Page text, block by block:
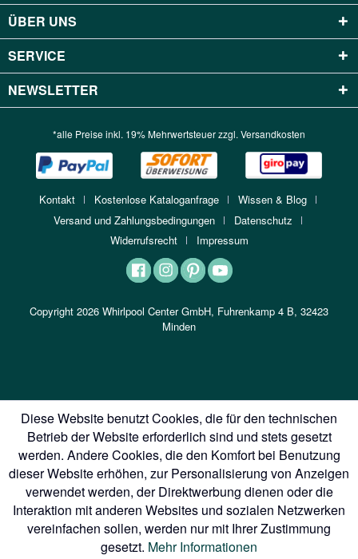
ÜBER UNS
SERVICE
NEWSLETTER
*alle Preise inkl. 19% Mehrwertsteuer zzgl. Versandkosten
Kontakt Kostenlose Kataloganfrage
Wissen & Blog
Versand und Zahlungsbedingungen
Datenschutz
Widerrufsrecht
Impressum
Copyright 2026 Whirlpool Center GmbH, Fuhrenkamp 4 B, 32423
Minden
Diese Website benutzt Cookies, die für den technischen
Betrieb der Website erforderlich sind und stets gesetzt
werden. Andere Cookies, die den Komfort bei Benutzung
dieser Website erhöhen, zur Personalisierung von Anzeigen
verwendet werden, der Direktwerbung dienen oder die
Interaktion mit anderen Websites und sozialen Netzwerken
vereinfachen sollen, werden nur mit Ihrer Zustimmung
gesetzt. Mehr Informationen